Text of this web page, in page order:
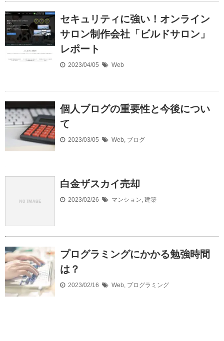
セキュリティに強い！オンライン
サロン制作会社「ビルドサロン」
レポート
2023/04/05 Web
個人ブログの重要性と今後につい
て
2023/03/05 Web, ブログ
白金ザスカイ売却
2023/02/26 マンション, 建築
プログラミングにかかる勉強時間
は？
2023/02/16 Web, プログラミング